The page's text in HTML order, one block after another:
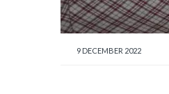
9 DECEMBER 2022